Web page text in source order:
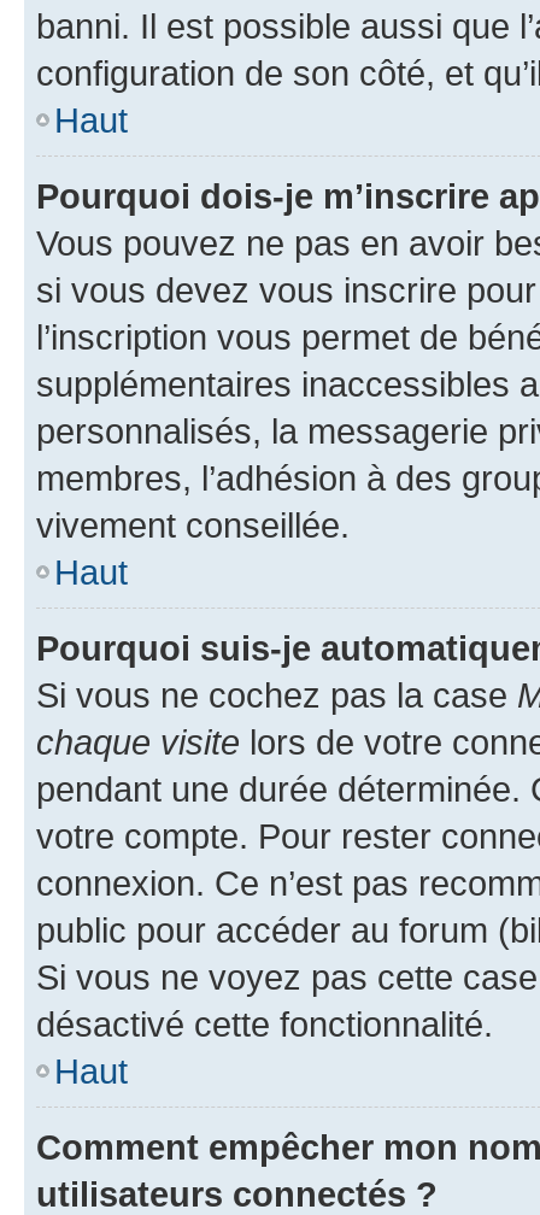
banni. Il est possible aussi que
configuration de son côté, et
Haut
Pourquoi dois-je m’inscrire
Vous pouvez ne pas en avoir
si vous devez vous inscrire
l’inscription vous permet de
supplémentaires inaccessibles
personnalisés, la messagerie
membres, l’adhésion à des
vivement conseillée.
Haut
Pourquoi suis-je
Si vous ne cochez pas la case
chaque visite lors de votre
pendant une durée déterminée.
votre compte. Pour rester
connexion. Ce n’est pas
public pour accéder au forum
Si vous ne voyez pas cette
désactivé cette fonctionnalité.
Haut
Comment empêcher mon
utilisateurs connectés ?